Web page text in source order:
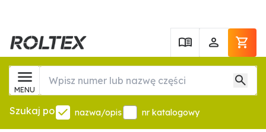
MENU
Szukaj po nazwa/opis nr katalogowy